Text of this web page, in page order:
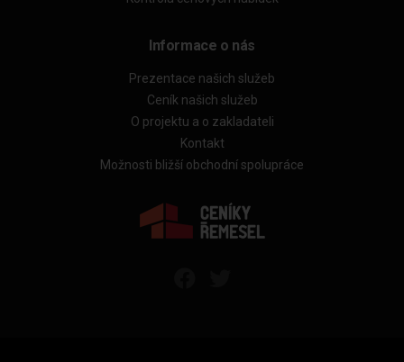
Informace o nás
Prezentace našich služeb
Ceník našich služeb
O projektu a o zakladateli
Kontakt
Možnosti bližší obchodní spolupráce